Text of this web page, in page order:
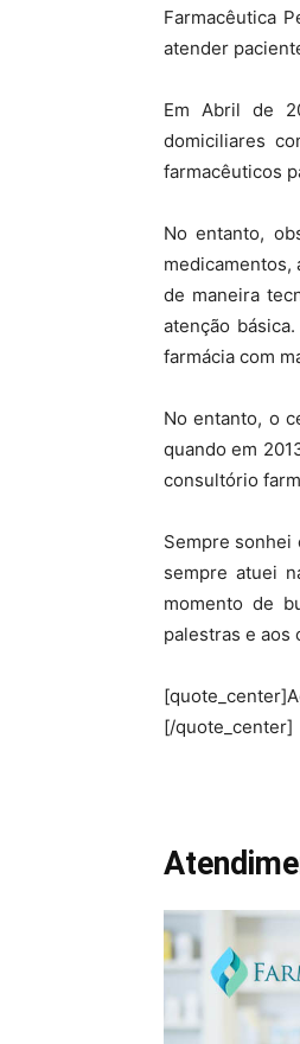
Farmacêutica
atender
Em Abril de
domiciliares
farmacêuticos
No entanto,
medicamentos,
de maneira
atenção
farmácia com
No entanto, o
quando em
consultório
Sempre sonhei
sempre atuei
momento de
palestras e aos
[/quote_center]